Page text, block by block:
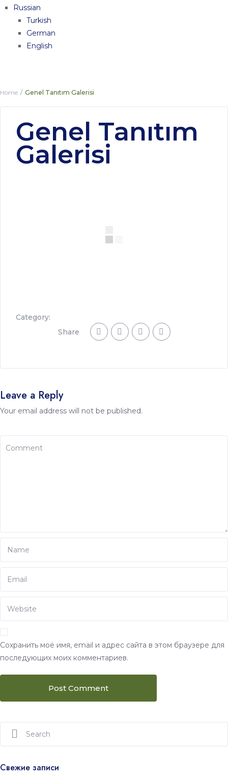
Russian
Turkish
German
English
Home Genel Tanıtım Galerisi
Genel Tanıtım
Galerisi
Category:
Share
Leave a Reply
Your email address will not be published.
Сохранить моё имя, email и адрес сайта в этом браузере для
последующих моих комментариев.
Свежие записи